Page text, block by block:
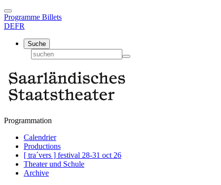
Programme Billets
DEFR
Suche
Programmation
Calendrier
Productions
[ tra´vers ] festival 28-31 oct 26
Theater und Schule
Archive